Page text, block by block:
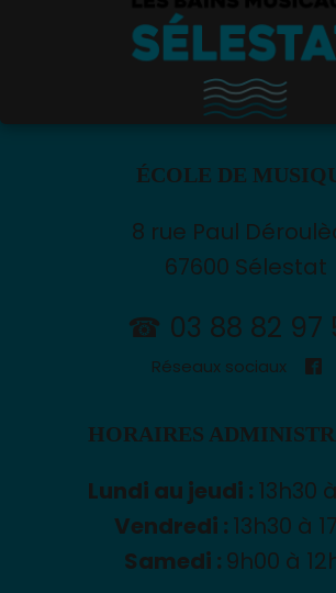
ÉCOLE DE
8 rue Paul
67600 Sélestat
☎ 03 88 82 97
Réseaux sociaux
HORAIRES
Lundi au jeudi : 13h30
Vendredi : 13h30 à
Samedi : 9h00 à